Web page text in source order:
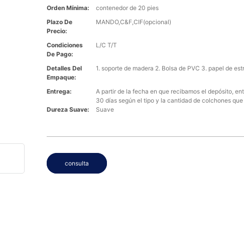
Orden Mínima:
contenedor de 20 pies
Plazo De
Precio:
MANDO,C&F,CIF(opcional)
Condiciones
De Pago:
L/C T/T
Detalles Del
Empaque:
1. soporte de madera 2. Bolsa de PVC 3. papel de
Entrega:
A partir de la fecha en que recibamos el depósito,
30 días según el tipo y la cantidad de colchones
Dureza Suave:
Suave
consulta